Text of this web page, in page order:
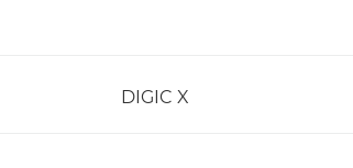
DIGIC X